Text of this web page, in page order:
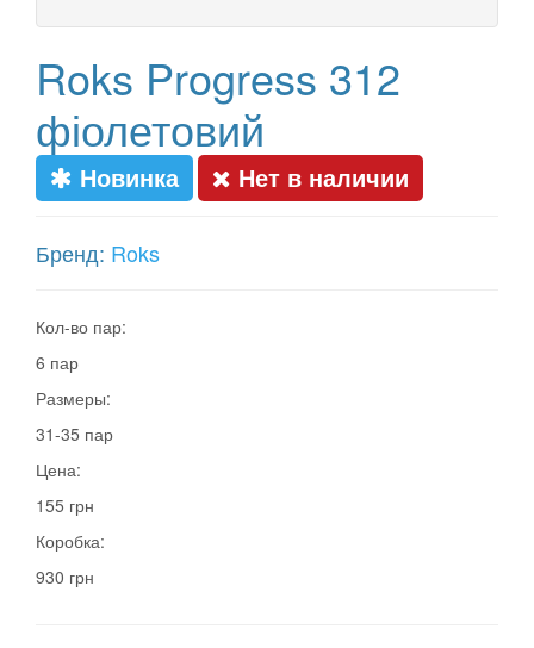
Roks Progress 312
фіолетовий
Новинка Нет в наличии
Бренд: Roks
Кол-во пар:
6 пар
Размеры:
31-35 пар
Цена:
155 грн
Коробка:
930 грн